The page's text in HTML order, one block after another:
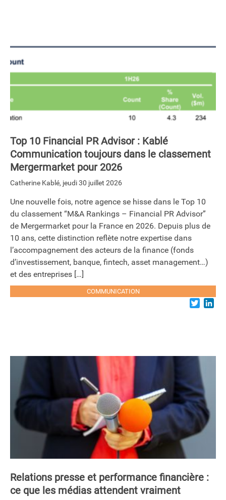
Top 10 Financial PR Advisor : Kablé
Communication toujours dans le classement
Mergermarket pour 2026
Catherine Kablé, jeudi 30 juillet 2026
Une nouvelle fois, notre agence se hisse dans le Top 10
du classement “M&A Rankings – Financial PR Advisor”
de Mergermarket pour la France en 2026. Depuis plus de
10 ans, cette distinction reflète notre expertise dans
l’accompagnement des acteurs de la finance (fonds
d’investissement, banque, fintech, asset management…)
et des entreprises […]
COMMUNICATION
Twitter
Relations presse et performance financière :
ce que les médias attendent vraiment